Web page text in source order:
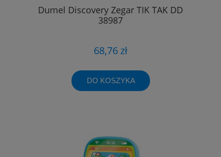
Dumel Discovery Zegar TIK TAK DD
38987
68,76 zł
DO KOSZYKA